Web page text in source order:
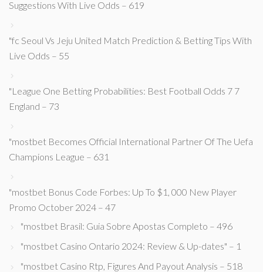
Suggestions With Live Odds – 619
"fc Seoul Vs Jeju United Match Prediction & Betting Tips With
Live Odds – 55
"League One Betting Probabilities: Best Football Odds 7 7
England – 73
"mostbet Becomes Official International Partner Of The Uefa
Champions League – 631
"mostbet Bonus Code Forbes: Up To $1, 000 New Player
Promo October 2024 – 47
"mostbet Brasil: Guia Sobre Apostas Completo – 496
"mostbet Casino Ontario 2024: Review & Up-dates" – 1
"mostbet Casino Rtp, Figures And Payout Analysis – 518